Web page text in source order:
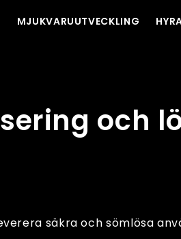
MJUKVARUUTVECKLING
och
säkra och sömlösa